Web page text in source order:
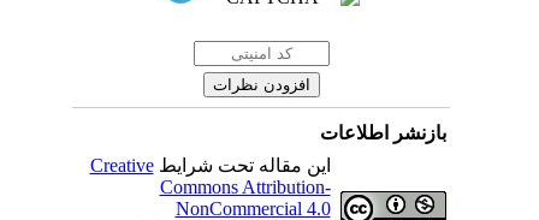
بازنشر اطلاعات
این مقاله تحت شرایطCreative
Commons Attribution-
NonCommercial 4.0